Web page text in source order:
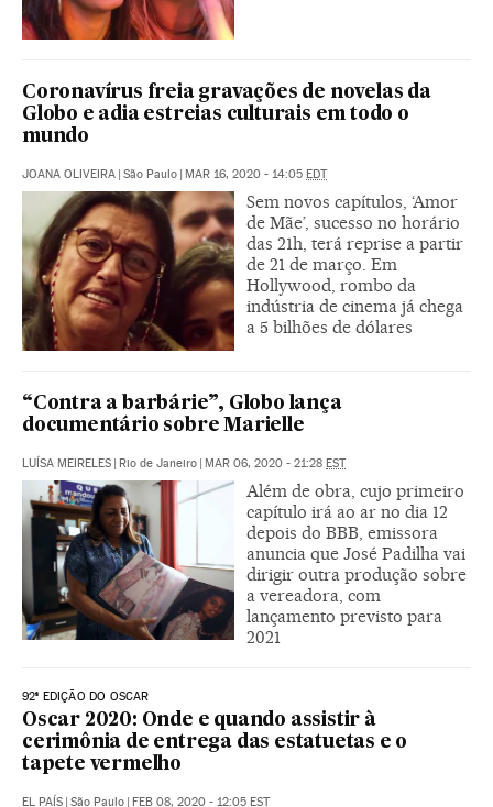
Coronavírus freia gravações de novelas da
Globo e adia estreias culturais em todo o
mundo
JOANA OLIVEIRA | São Paulo | MAR 16, 2020 - 14:05 EDT
Sem novos capítulos, ‘Amor
de Mãe’, sucesso no horário
das 21h, terá reprise a partir
de 21 de março. Em
Hollywood, rombo da
indústria de cinema já chega
a 5 bilhões de dólares
“Contra a barbárie”, Globo lança
documentário sobre Marielle
LUÍSA MEIRELES | Rio de Janeiro | MAR 06, 2020 - 21:28 EST
Além de obra, cujo primeiro
capítulo irá ao ar no dia 12
depois do BBB, emissora
anuncia que José Padilha vai
dirigir outra produção sobre
a vereadora, com
lançamento previsto para
2021
92ª EDIÇÃO DO OSCAR
Oscar 2020: Onde e quando assistir à
cerimônia de entrega das estatuetas e o
tapete vermelho
EL PAÍS | São Paulo | FEB 08, 2020 - 12:05 EST